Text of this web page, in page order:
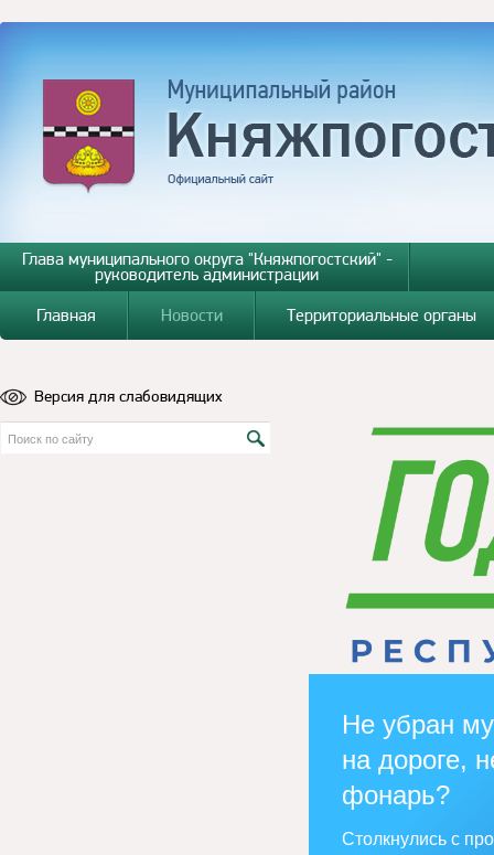
Глава муниципального округа "Княжпогостский" -
руководитель администрации
Главная
Новости Территориальные органы
Версия для слабовидящих
Не убран
на дороге,
фонарь?
Столкнулись с